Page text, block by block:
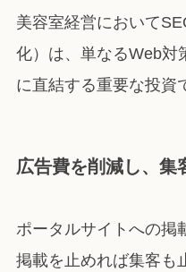
美容室経営において
化）は、単なるWeb対
に直結する重要な投資
広告費を削減し、集
ポータルサイトへの掲
掲載を止めれば集客も